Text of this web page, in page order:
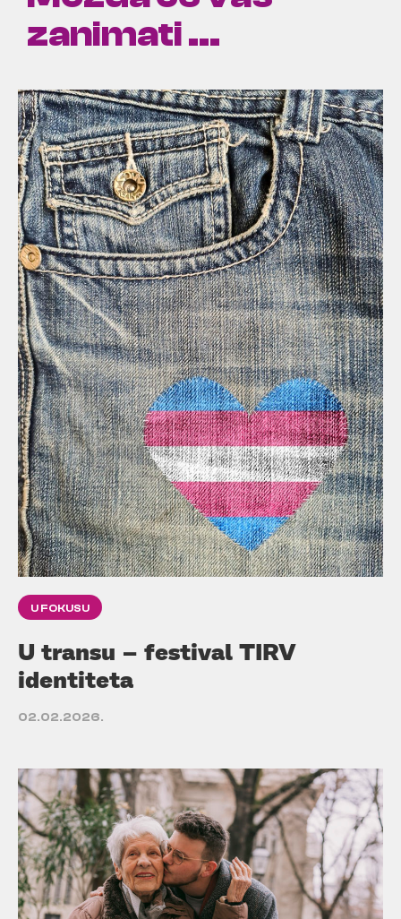
zanimati ...
U FOKUSU
U transu – festival TIRV
identiteta
02.02.2026.